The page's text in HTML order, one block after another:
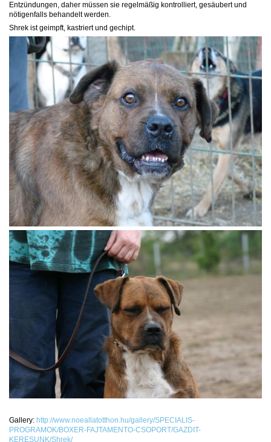
Entzündungen, daher müssen sie regelmäßig kontrolliert, gesäubert und
nötigenfalls behandelt werden.
Shrek ist geimpft, kastriert und gechipt.
Gallery: http://www.noeallatotthon.hu/gallery/SPECIALIS-
PROGRAMOK/BOXER-FAJTAMENTO-CSOPORT/GAZDIT-
KERESUNK/Shrek/